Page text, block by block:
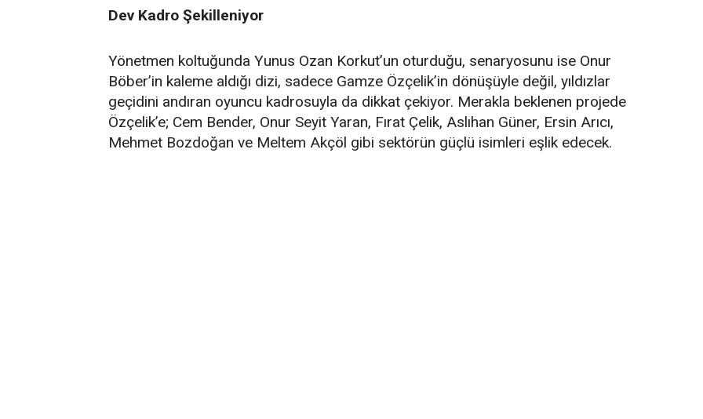
Dev Kadro Şekilleniyor
Yönetmen koltuğunda Yunus Ozan Korkut’un oturduğu, senaryosunu ise Onur
Böber’in kaleme aldığı dizi, sadece Gamze Özçelik’in dönüşüyle değil, yıldızlar
geçidini andıran oyuncu kadrosuyla da dikkat çekiyor. Merakla beklenen projede
Özçelik’e; Cem Bender, Onur Seyit Yaran, Fırat Çelik, Aslıhan Güner, Ersin Arıcı,
Mehmet Bozdoğan ve Meltem Akçöl gibi sektörün güçlü isimleri eşlik edecek.